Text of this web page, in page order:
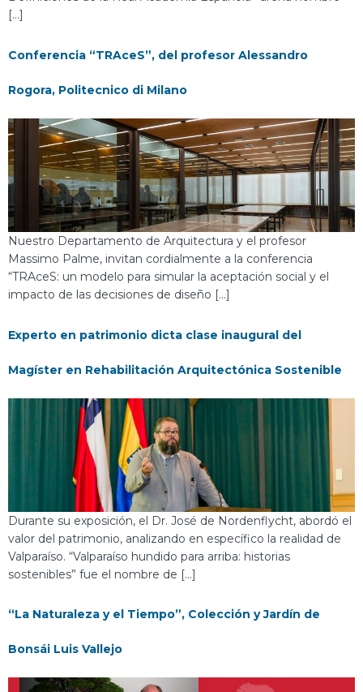
[…]
Conferencia “TRAceS”, del profesor Alessandro
Rogora, Politecnico di Milano
Nuestro Departamento de Arquitectura y el profesor
Massimo Palme, invitan cordialmente a la conferencia
“TRAceS: un modelo para simular la aceptación social y el
impacto de las decisiones de diseño […]
Experto en patrimonio dicta clase inaugural del
Magíster en Rehabilitación Arquitectónica Sostenible
Durante su exposición, el Dr. José de Nordenflycht, abordó el
valor del patrimonio, analizando en específico la realidad de
Valparaíso. “Valparaíso hundido para arriba: historias
sostenibles” fue el nombre de […]
“La Naturaleza y el Tiempo”, Colección y Jardín de
Bonsái Luis Vallejo